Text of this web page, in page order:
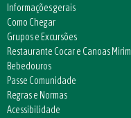
Informações gerais
Como Chegar
Grupos e Excursões
Restaurante Cocar e Canoas Mirim
Bebedouros
Passe Comunidade
Regras e Normas
Acessibilidade